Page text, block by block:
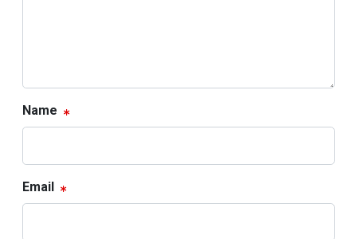
Name
Email